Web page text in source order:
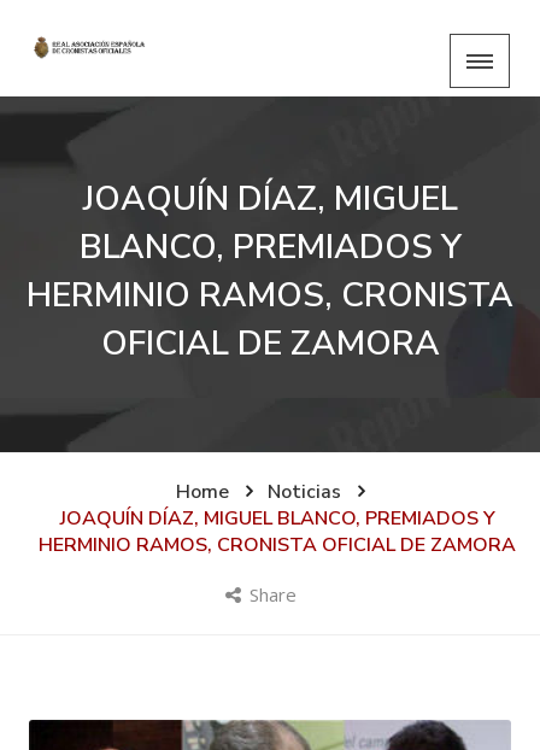
JOAQUÍN DÍAZ, MIGUEL
BLANCO, PREMIADOS Y
HERMINIO RAMOS, CRONISTA
OFICIAL DE ZAMORA
Home
Noticias
JOAQUÍN DÍAZ, MIGUEL BLANCO, PREMIADOS Y
HERMINIO RAMOS, CRONISTA OFICIAL DE ZAMORA
Share